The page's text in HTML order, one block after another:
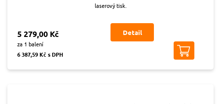
laserový tisk.
5 279,00 Kč
za 1 balení
6 387,59 Kč s DPH
Detail